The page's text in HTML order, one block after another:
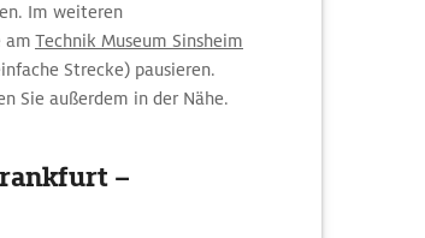
Im weiteren
am Technik Museum Sinsheim
Strecke) pausieren.
Sie außerdem in der Nähe.
–